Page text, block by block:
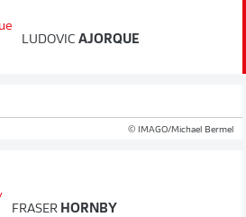
LUDOVIC AJORQUE
© IMAGO/Michael Bermel
FRASER HORNBY